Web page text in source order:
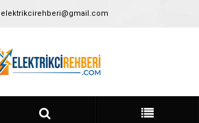
elektrikcirehberi@gmail.com